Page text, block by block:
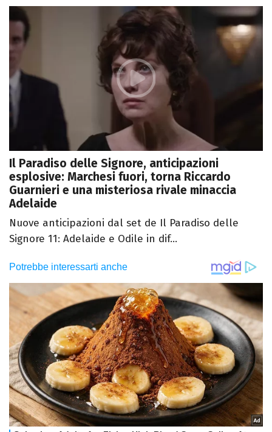
Il Paradiso delle Signore, anticipazioni
esplosive: Marchesi fuori, torna Riccardo
Guarnieri e una misteriosa rivale minaccia
Adelaide
Nuove anticipazioni dal set de Il Paradiso delle
Signore 11: Adelaide e Odile in dif...